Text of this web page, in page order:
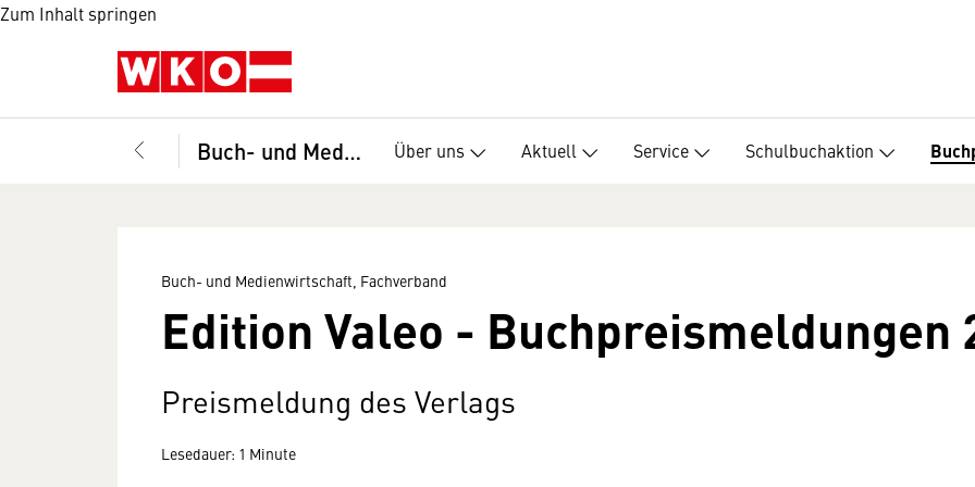
Zum Inhalt springen
Buch- und Medienwirtschaft, Fachverband Über uns Aktuell Service Schulbuchaktion
Buch- und Medienwirtschaft, Fachverband
Edition Valeo - Buchpreismeldungen
Preismeldung des Verlags
Lesedauer: 1 Minute